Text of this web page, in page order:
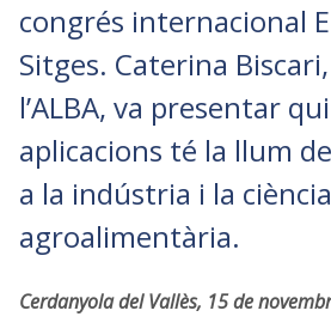
congrés internacional
Sitges. Caterina
l’ALBA, va presentar
aplicacions té la llum
a la indústria i la ciència
agroalimentària.
Cerdanyola del Vallès, 15 de